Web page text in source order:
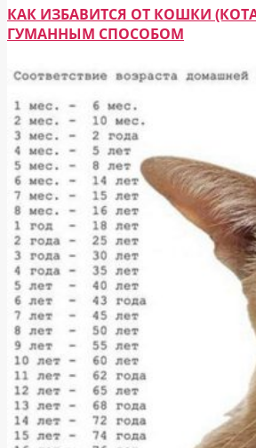
КАК ИЗБАВИТСЯ ОТ КОШКИ
ГУМАННЫМ СПОСОБОМ